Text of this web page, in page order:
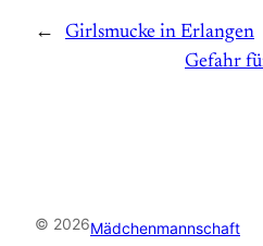
←
Girlsmucke in Erlangen
Gefahr
© 2026Mädchenmannschaft